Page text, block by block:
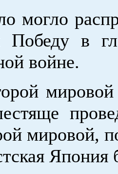
могло
Победу в
войне.
мировой,
Япония